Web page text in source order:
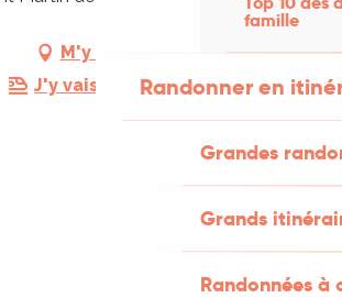
famille
Randonner en
Grandes
Grands
Randonnées
M'y rendre
J'y vais en train !